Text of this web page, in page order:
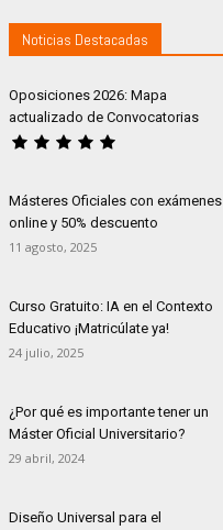
Noticias Destacadas
Oposiciones 2026: Mapa
actualizado de Convocatorias
Másteres Oficiales con exámenes
online y 50% descuento
11 agosto, 2025
Curso Gratuito: IA en el Contexto
Educativo ¡Matricúlate ya!
24 julio, 2025
¿Por qué es importante tener un
Máster Oficial Universitario?
29 abril, 2024
Diseño Universal para el